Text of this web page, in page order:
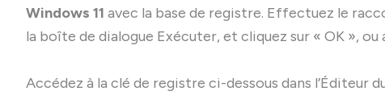
Windows 11 avec la base de registre. Effectuez le
la boîte de dialogue Exécuter, et cliquez sur « OK »,
Accédez à la clé de registre ci-dessous dans l’Éditeur